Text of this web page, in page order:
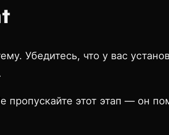
Убедитесь, что у вас
пропускайте этот этап — он